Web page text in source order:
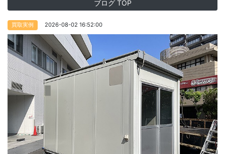
ブログ TOP
買取実例 2026-08-02 16:52:00